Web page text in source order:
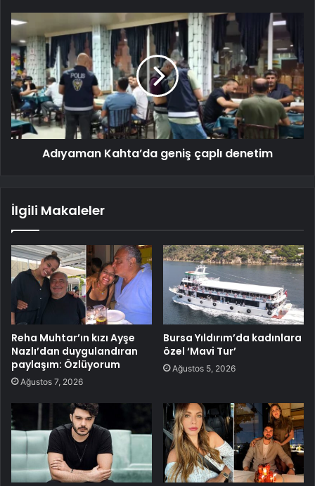
Adıyaman Kahta’da geniş çaplı denetim
İlgili Makaleler
Reha Muhtar’ın kızı Ayşe
Nazlı’dan duygulandıran
paylaşım: Özlüyorum
Ağustos 7, 2026
Bursa Yıldırım’da kadınlara
özel ‘Mavi Tur’
Ağustos 5, 2026